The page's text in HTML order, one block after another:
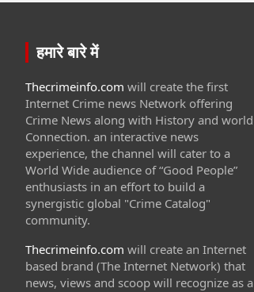
हमारे बारे में
Thecrimeinfo.com will create the first
Internet Crime news Network offering
Crime News along with History and world
Connection. an interactive news
experience, the channel will cater to a
World Wide audience of “Good People”
enthusiasts in an effort to build a
synergistic global "Crime Catalog"
community.
Thecrimeinfo.com will create an Internet
based brand (The Internet Network) that
news, views and scoop will recognize as a